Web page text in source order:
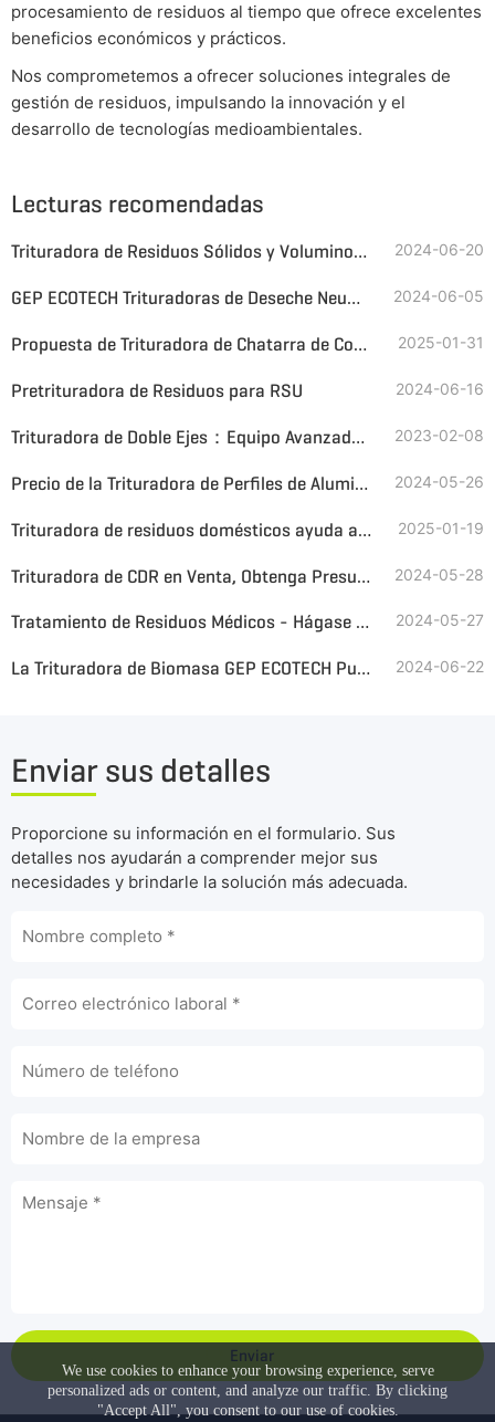
procesamiento de residuos al tiempo que ofrece excelentes
beneficios económicos y prácticos.
Nos comprometemos a ofrecer soluciones integrales de
gestión de residuos, impulsando la innovación y el
desarrollo de tecnologías medioambientales.
Lecturas recomendadas
Trituradora de Residuos Sólidos y Voluminosos 2024-06-20
GEP ECOTECH Trituradoras de Deseche Neumáticos para TDF 2024-06-05
Propuesta de Trituradora de Chatarra de Cobre y Aluminio para Grandes Partes (Partes de Motor, Llantas, etc.) 2025-01-31
Pretrituradora de Residuos para RSU 2024-06-16
Trituradora de Doble Ejes：Equipo Avanzado de Trituración de Residuos a Combustible 2023-02-08
Precio de la Trituradora de Perfiles de Aluminio 2024-05-26
Trituradora de residuos domésticos ayuda al reciclaje de recursos 2025-01-19
Trituradora de CDR en Venta, Obtenga Presupuesto para su Solución de Conversión de Residuos en Combustible con un Solo Clic 2024-05-28
Tratamiento de Residuos Médicos - Hágase con un Sistema de Trituración con 20 Años de Garantía 2024-05-27
La Trituradora de Biomasa GEP ECOTECH Puede Convertir el Bagazo de Caña de Azúcar y la Paja en Biocombustible 2024-06-22
Enviar sus detalles
Proporcione su información en el formulario. Sus
detalles nos ayudarán a comprender mejor sus
necesidades y brindarle la solución más adecuada.
Enviar
We use cookies to enhance your browsing experience, serve
personalized ads or content, and analyze our traffic. By clicking
"Accept All", you consent to our use of cookies.